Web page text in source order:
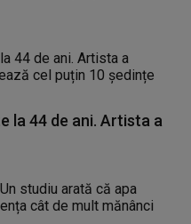
la 44 de ani. Artista a